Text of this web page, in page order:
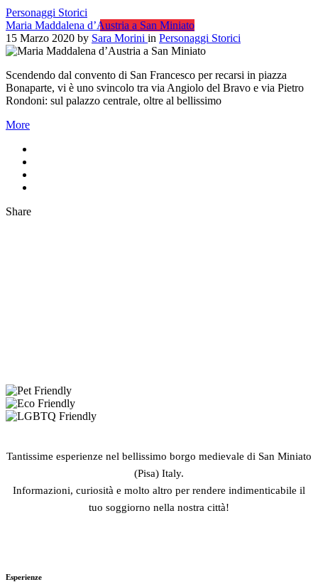
Personaggi Storici
Maria Maddalena d’Austria a San Miniato
15 Marzo 2020 by Sara Morini in Personaggi Storici
Scendendo dal convento di San Francesco per recarsi in piazza
Bonaparte, vi è uno svincolo tra via Angiolo del Bravo e via Pietro
Rondoni: sul palazzo centrale, oltre al bellissimo
More
Share
Tantissime esperienze nel bellissimo borgo medievale di San Miniato
(Pisa) Italy.
Informazioni, curiosità e molto altro per rendere indimenticabile il
tuo soggiorno nella nostra città!
Esperienze